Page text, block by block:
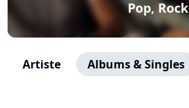
Pop, Rock
Artiste Albums & Singles